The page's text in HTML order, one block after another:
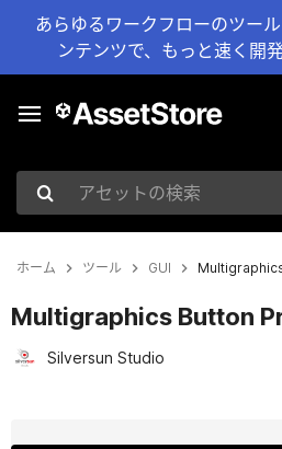
あらゆるワークフローのツー
ンテンツで、もっと速く開
アセットの検索
ホーム ツール GUI
Multigraphics Button
Silversun Studio